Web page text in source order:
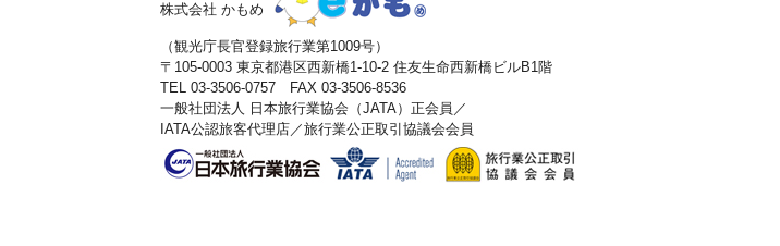
株式会社 かもめ
（観光庁長官登録旅行業第1009号）
〒105-0003 東京都港区西新橋1-10-2 住友生命西新橋ビルB1階
TEL 03-3506-0757 FAX 03-3506-8536
一般社団法人 日本旅行業協会（JATA）正会員／
IATA公認旅客代理店／旅行業公正取引協議会会員